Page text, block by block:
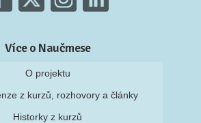
Více o Naučmese
O projektu
z kurzů, rozhovory a články
Historky z kurzů